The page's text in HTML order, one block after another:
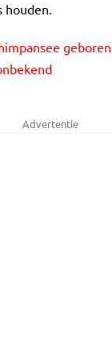
houden.
Advertentie